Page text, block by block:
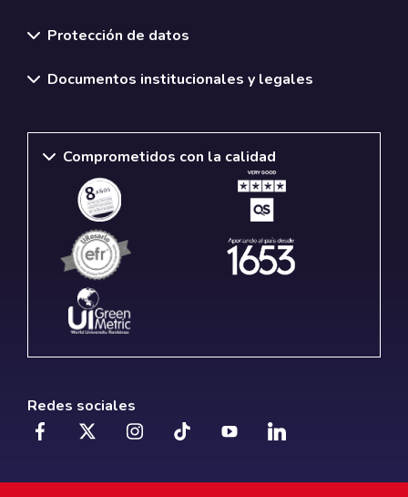
Protección de datos
Documentos institucionales y legales
Comprometidos con la calidad
Redes sociales